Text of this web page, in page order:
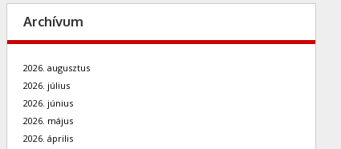
Archívum
2026. augusztus
2026. július
2026. június
2026. május
2026. április